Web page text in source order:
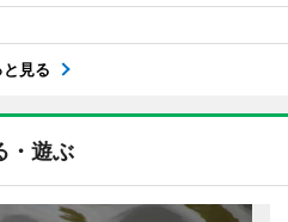
と見る
・遊ぶ